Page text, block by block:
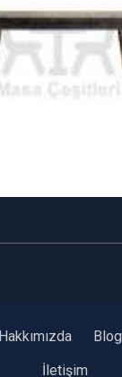
Hakkımızda Blog
İletişim